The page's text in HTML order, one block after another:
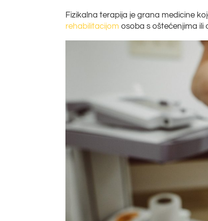
Fizikalna terapija je grana medicine
rehabilitacijom osoba s oštećenjima